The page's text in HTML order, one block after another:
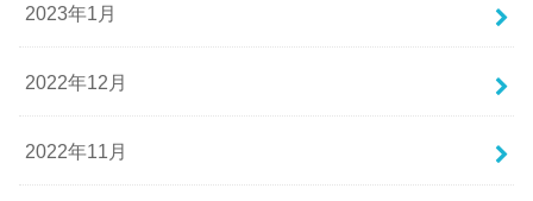
2023年1月
2022年12月
2022年11月